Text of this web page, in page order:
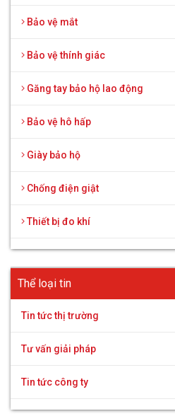
Bảo vệ mắt
Bảo vệ thính giác
Găng tay bảo hộ lao động
Bảo vệ hô hấp
Giày bảo hộ
Chống điện giật
Thiết bị đo khí
Thể loại tin
Tin tức thị trường
Tư vấn giải pháp
Tin tức công ty